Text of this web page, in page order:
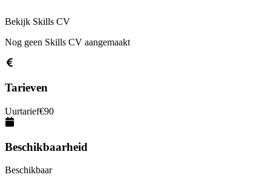
Bekijk Skills CV
Nog geen Skills CV aangemaakt
Tarieven
Uurtarief€90
Beschikbaarheid
Beschikbaar